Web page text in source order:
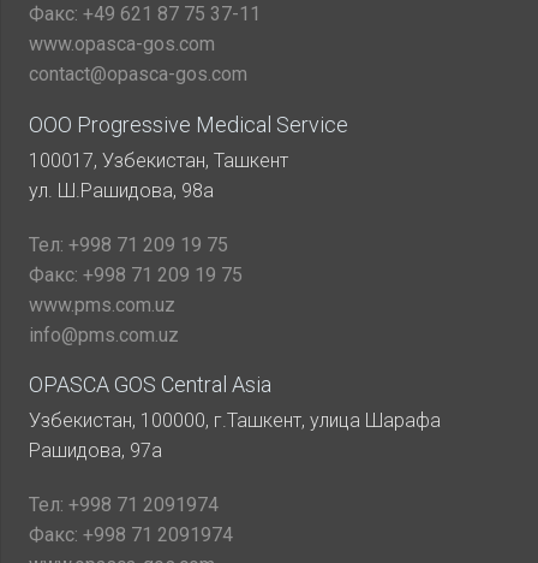
Факс: +49 621 87 75 37-11
www.opasca-gos.com
contact@opasca-gos.com
ООО Progressive Medical Service
100017, Узбекистан, Ташкент
ул. Ш.Рашидова, 98а
Тел: +998 71 209 19 75
Факс: +998 71 209 19 75
www.pms.com.uz
info@pms.com.uz
OPASCA GOS Central Asia
Узбекистан, 100000, г.Ташкент, улица Шарафа
Рашидова, 97а
Тел: +998 71 2091974
Факс: +998 71 2091974